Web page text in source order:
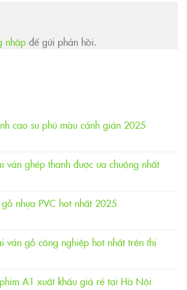
nhập để gửi phản hồi.
cao su phủ màu cánh gián 2025
ván ghép thanh được ưa chuộng nhất
nhựa PVC hot nhất 2025
ván gỗ công nghiệp hot nhất trên thị
A1 xuất khẩu giá rẻ tại Hà Nội